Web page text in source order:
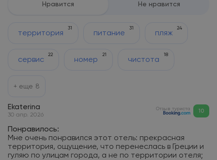
Нравится Не нравится
территория
31
питание
31
пляж
24
сервис
22
номер
21
чистота
18
+ еще 8
Ekaterina
30 апр. 2026
Отзыв туриста 10
Понравилось:
Мне очень понравился этот отель: прекрасная
территория, ощущение, что перенеслась в Греции и
гуляю по улицам города, а не по территории отеля;